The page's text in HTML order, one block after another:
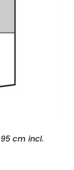
cm incl.